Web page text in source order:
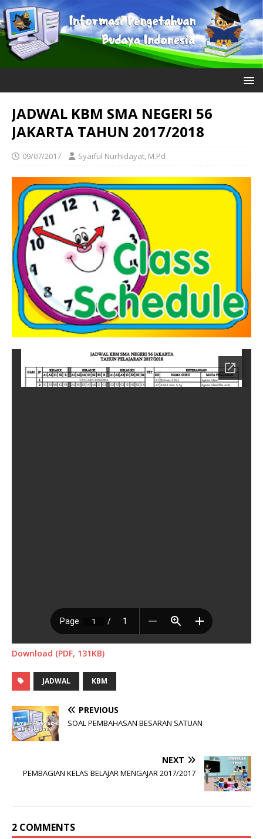
JADWAL KBM SMA NEGERI 56
JAKARTA TAHUN 2017/2018
09/07/2017 Syaiful Nurhidayat, M.Pd
Download (PDF, 131KB)
JADWAL KBM
PREVIOUS
SOAL PEMBAHASAN BESARAN SATUAN
NEXT
PEMBAGIAN KELAS BELAJAR MENGAJAR 2017/2017
2 COMMENTS